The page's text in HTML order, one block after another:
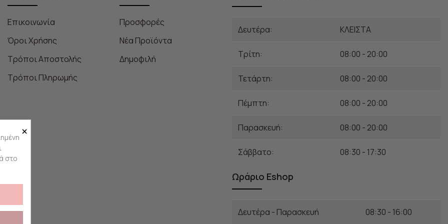
Επικοινωνία
Όροι Χρήσης
Τρόποι Αποστολής
Τρόποι Πληρωμής
Προσφορές
Νέα Προϊόντα
Δημοφιλή
Δευτέρα: ΚΛΕΙΣΤΑ
Τρίτη: 08:00 - 20:00
Τετάρτη: 08:00 - 20:00
Πέμπτη: 08:00 - 20:00
Παρασκευή: 08:00 - 20:00
Σάββατο: 08:30 - 17:30
Ωράριο Eshop
Δευτέρα - Παρασκευή 08:30 - 16:00
×
στο